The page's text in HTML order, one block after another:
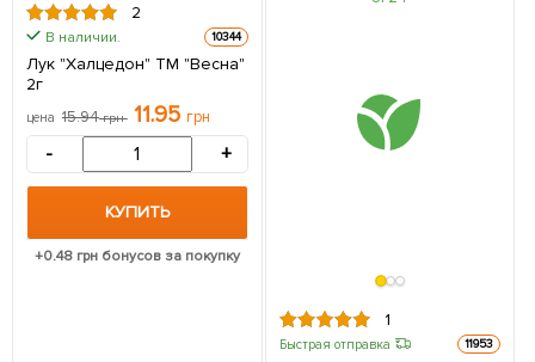
2
В наличии. 10344
Лук "Халцедон" ТМ "Весна"
2г
цена 15.94грн 11.95 грн
- +
КУПИТЬ
+0.48 грн бонусов за покупку
1
Быстрая отправка 11953